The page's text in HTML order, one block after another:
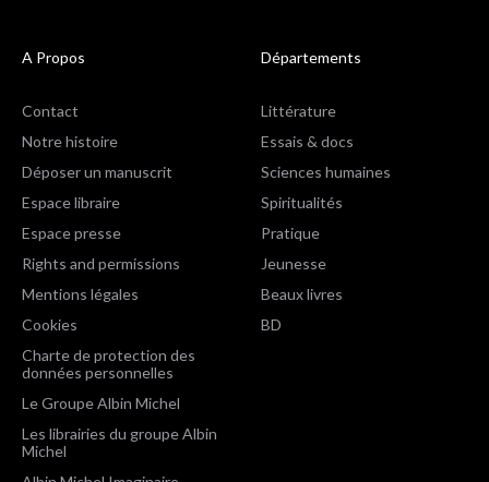
A Propos
Contact
Notre histoire
Déposer un manuscrit
Espace libraire
Espace presse
Rights and permissions
Mentions légales
Cookies
Charte de protection des
données personnelles
Le Groupe Albin Michel
Les librairies du groupe Albin
Michel
Départements
Littérature
Essais & docs
Sciences humaines
Spiritualités
Pratique
Jeunesse
Beaux livres
BD